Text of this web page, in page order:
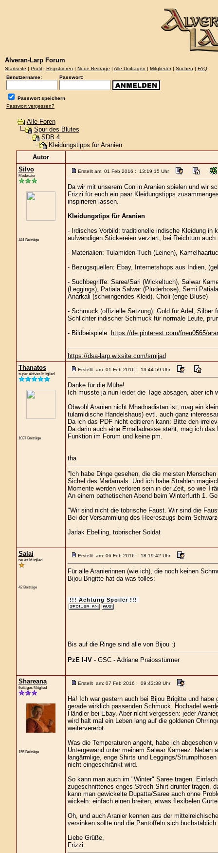
Alveran-Larp Forum
Startseite | Profil | Registrieren | Neue Beiträge | Alle Umfragen | Mitglieder| Suchen | FAQ
Benutzername:
Passwort:
Passwort speichern
Passwort vergessen?
Alle Foren
Spur des Blutes
SDB 4
Kleidungstipps für Aranien
Autor
Silvo
Moderator
441 Beiträge
Erstellt am: 01 Feb 2016 : 13:19:15 Uhr
Da wir mit unserem Con in Aranien spielen und wir
Frizzi für euch ein paar Kleidungstipps
inspirieren lassen.
Kleidungstips für Aranien
- Irdisches Vorbild: traditionelle indische Kleidung in
aufwändigen Stickereien verziert, bei Reichtum
- Materialien: Tulamiden-Tuch (Leinen),
- Bezugsquellen: Ebay, Internetshops aus Indien,
- Suchbegriffe: Saree/Sari (Wickeltuch), Salwar
(Leggings), Patiala Salwar (Pluderhose), Semi
Anarkali (schwingendes Kleid), Choli (enge Bluse)
- Schmuck (offizielle Setzung): Gold für Adel, Silber
Schlichter indischer Schmuck für normale Leute,
- Bildbeispiele: https://de.pinterest.com/fneu0565/
https://dsa-larp.wixsite.com/smijad
Thanatos
super aktives Mitglied
1037 Beiträge
Erstellt am: 01 Feb 2016 : 13:44:59 Uhr
Danke für die Mühe!
Ich musste ja nun leider die Tage absagen, aber ich
Obwohl Aranien nicht Mhadnadistan ist, mag ein
tulamidische Handelshaus) evtl. auch ganz
Da ich das PDF nicht editieren kann: Bitte den
Da darin auch eine Emailadresse steht, mag ich
Funktion im Forum und keine pm.
tha
"Ich habe Dinge gesehen, die die meisten
Sichel des Madamals. Und ich habe Strahlen
Momente werden verloren sein in der Zeit, so wie
An einem pathetischen Abend beim Winterfurth 1.
"Wir sind nicht die tobrische Faust. Wir sind die
Bei der Versammlung des Heereszugs beim
Jarlak Ebelling, tobrischer Soldat
Salai
neues Mitglied
42 Beiträge
Erstellt am: 06 Feb 2016 : 18:19:42 Uhr
Für alle Aranierinnen (wie ich), die noch keinen
Bijou Brigitte hat da was tolles:
!!! Achtung Spoiler !!!
Bis auf die Ringe sind alle von Bijou :)
PzE I-IV- GSC - Adriane Praiosstürmer
Shareana
fleißiges Mitglied
155 Beiträge
Erstellt am: 07 Feb 2016 : 09:43:38 Uhr
Ha! Ich war gestern auch bei Bijou Brigitte und
gerade wirklich passenden Schmuck. Hochadel
Händler bei Ebay. Aber nicht vergessen: jeder
wird halt mal ein Leben lang auf die goldenen
weitervererbt.
Was die Temperaturen angeht, habe ich abgesehen
Untergewand unter meinem Salwar Kameez.
langärmlige, enge Shirts und Leggings/
nicht eingeschränkt wird.
So kann man auch im "Winter" Saree tragen.
zugeschnittenes enges Strech-Shirt drunter tragen,
kann man gewickelte Dupatta/Saree auch ohne
wickeln: einfach einen breiten, etwas flexibelen
Oh, und auch Aranier kennen aus der
versinken sollte und die Pantoffeln sich buchstäblich
Liebe Grüße,
Frizzi